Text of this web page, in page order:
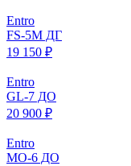
Entro
FS-5M ДГ
19 150 ₽
Entro
GL-7 ДО
20 900 ₽
Entro
МO-6 ДО